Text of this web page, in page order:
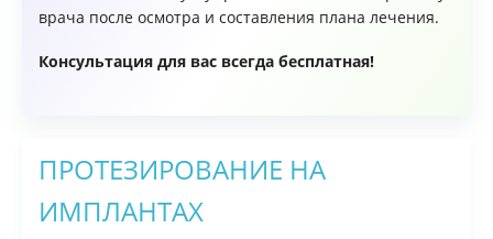
врача после осмотра и составления плана лечения.
Консультация для вас всегда бесплатная!
ПРОТЕЗИРОВАНИЕ НА
ИМПЛАНТАХ
Детство
Врачи
Контакты